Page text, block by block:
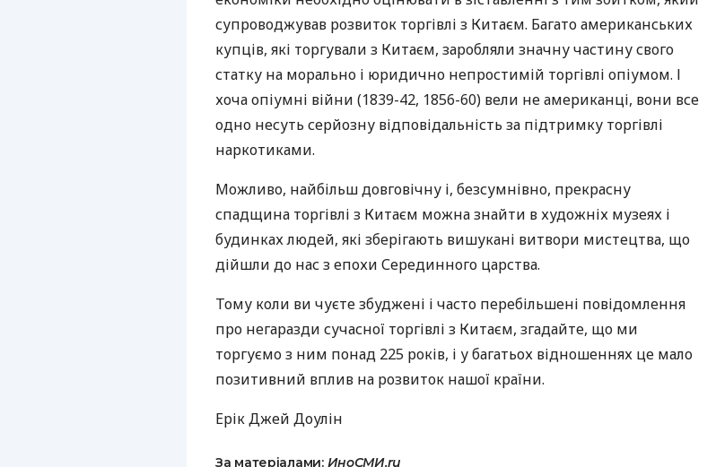
супроводжував розвиток торгівлі з Китаєм. Багато американських
купців, які торгували з Китаєм, заробляли значну частину свого
статку на морально і юридично непростимій торгівлі опіумом. І
хоча опіумні війни (1839-42, 1856-60) вели не американці, вони все
одно несуть серйозну відповідальність за підтримку торгівлі
наркотиками.
Можливо, найбільш довговічну і, безсумнівно, прекрасну
спадщина торгівлі з Китаєм можна знайти в художніх музеях і
будинках людей, які зберігають вишукані витвори мистецтва, що
дійшли до нас з епохи Серединного царства.
Тому коли ви чуєте збуджені і часто перебільшені повідомлення
про негаразди сучасної торгівлі з Китаєм, згадайте, що ми
торгуємо з ним понад 225 років, і у багатьох відношеннях це мало
позитивний вплив на розвиток нашої країни.
Ерік Джей Доулін
За матеріалами: ИноСМИ.ru